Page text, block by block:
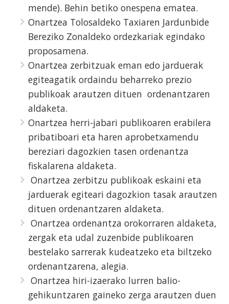
mende). Behin betiko onespena ematea.
Onartzea Tolosaldeko Taxiaren Jardunbide
Bereziko Zonaldeko ordezkariak egindako
proposamena.
Onartzea zerbitzuak eman edo jarduerak
egiteagatik ordaindu beharreko prezio
publikoak arautzen dituen ordenantzaren
aldaketa.
Onartzea herri-jabari publikoaren erabilera
pribatiboari eta haren aprobetxamendu
bereziari dagozkien tasen ordenantza
fiskalarena aldaketa.
Onartzea zerbitzu publikoak eskaini eta
jarduerak egiteari dagozkion tasak arautzen
dituen ordenantzaren aldaketa.
Onartzea ordenantza orokorraren aldaketa,
zergak eta udal zuzenbide publikoaren
bestelako sarrerak kudeatzeko eta biltzeko
ordenantzarena, alegia.
Onartzea hiri-izaerako lurren balio-
gehikuntzaren gaineko zerga arautzen duen